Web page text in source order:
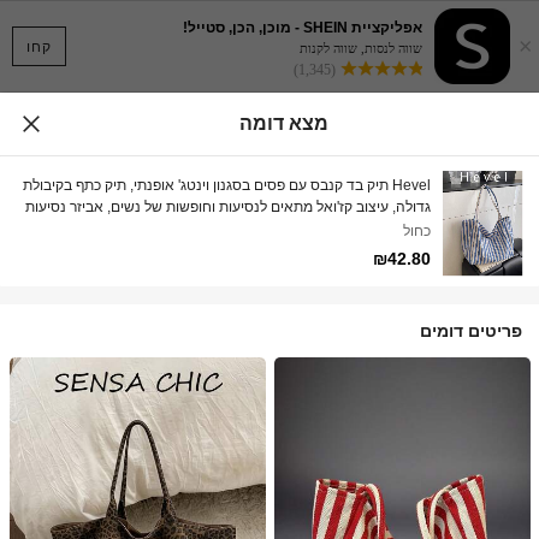
קחו ×
אפליקציית SHEIN - מוכן, הכן, סטייל!
שווה לנסות, שווה לקנות
(1,345)
מצא דומה
Hevel תיק בד קנבס עם פסים בסגנון וינטג' אופנתי, תיק כתף בקיבולת
גדולה, עיצוב קז'ואל מתאים לנסיעות וחופשות של נשים, אביזר נסיעות
חיוני לנשים
כחול
₪42.80
פריטים דומים